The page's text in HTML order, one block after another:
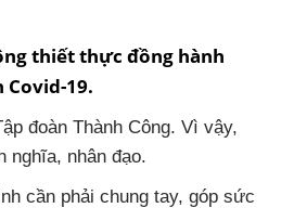
thiết thực đồng hành
19.
đoàn Thành Công. Vì vậy,
nghĩa, nhân đạo.
cần phải chung tay, góp sức